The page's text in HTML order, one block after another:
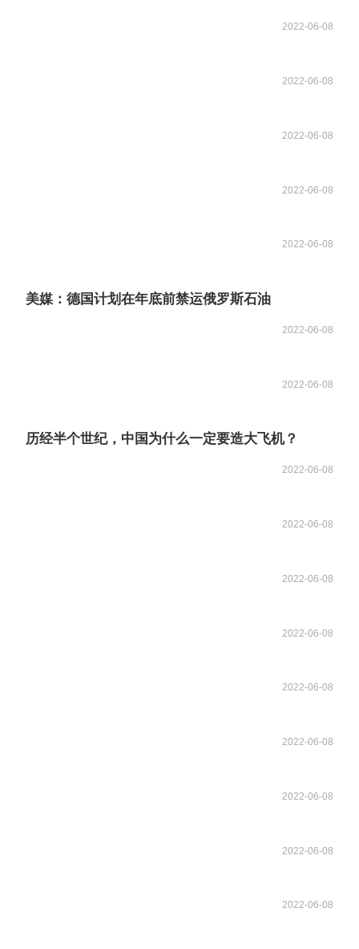
2022-06-08
2022-06-08
2022-06-08
2022-06-08
2022-06-08
美媒：德国计划在年底前禁运俄罗斯石油
2022-06-08
2022-06-08
历经半个世纪，中国为什么一定要造大飞机？
2022-06-08
2022-06-08
2022-06-08
2022-06-08
2022-06-08
2022-06-08
2022-06-08
2022-06-08
2022-06-08